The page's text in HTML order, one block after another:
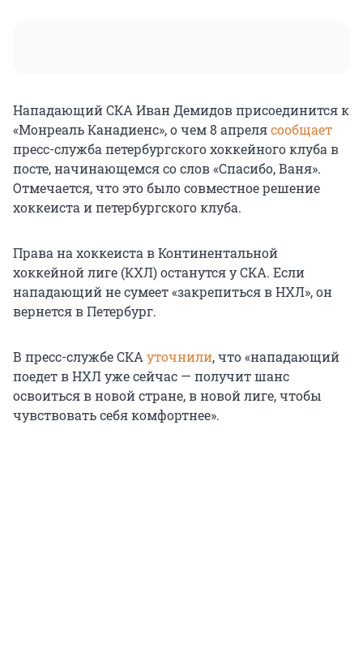
Нападающий СКА Иван Демидов присоединится к
«Монреаль Канадиенс», о чем 8 апрелясообщает
пресс-служба петербургского хоккейного клуба в
посте, начинающемся со слов «Спасибо, Ваня».
Отмечается, что это было совместное решение
хоккеиста и петербургского клуба.
Права на хоккеиста в Континентальной
хоккейной лиге (КХЛ) останутся у СКА. Если
нападающий не сумеет «закрепиться в НХЛ», он
вернется в Петербург.
В пресс-службе СКА уточнили, что «нападающий
поедет в НХЛ уже сейчас — получит шанс
освоиться в новой стране, в новой лиге, чтобы
чувствовать себя комфортнее».